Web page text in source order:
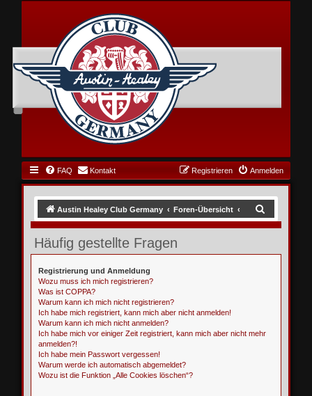
FAQ Kontakt Anmelden
Registrieren
Austin Healey Club Germany Foren-Übersicht
Häufig gestellte Fragen
Registrierung und Anmeldung
Wozu muss ich mich registrieren?
Was ist COPPA?
Warum kann ich mich nicht registrieren?
Ich habe mich registriert, kann mich aber nicht anmelden!
Warum kann ich mich nicht anmelden?
Ich habe mich vor einiger Zeit registriert, kann mich aber nicht mehr
anmelden?!
Ich habe mein Passwort vergessen!
Warum werde ich automatisch abgemeldet?
Wozu ist die Funktion „Alle Cookies löschen“?